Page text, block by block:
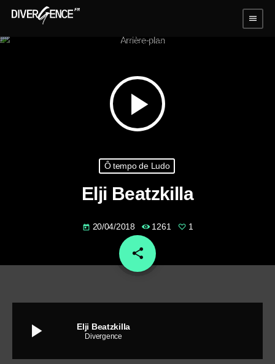
menu
play_arrow
Ô tempo de Ludo
Elji Beatzkilla
today 20/04/2018 1261 1
share
email
play_arrow Elji Beatzkilla
Divergence